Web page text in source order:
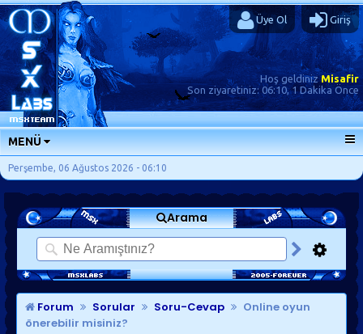
Üye Ol Giriş
Hoş geldinizMisafir
Son ziyaretiniz: 06:10, 1 Dakika Önce
MENÜ
ANA SAYFA
FORUMLAR
SORU-CEVAP
GÜNLÜKLER
SON MESAJLAR
KISAYOLLAR
Perşembe, 06 Ağustos 2026 - 06:10
Arama
Forum Sorular Soru-Cevap
Online oyun
önerebilir misiniz?